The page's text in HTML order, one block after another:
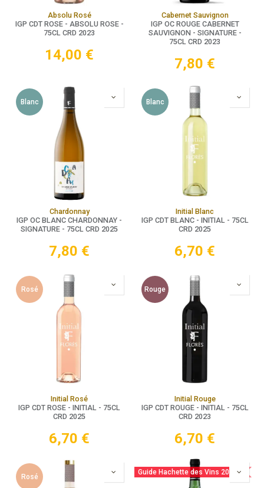
Absolu Rosé
IGP CDT ROSE - ABSOLU ROSE -
75CL CRD 2023
14,00 €
Cabernet Sauvignon
IGP OC ROUGE CABERNET
SAUVIGNON - SIGNATURE -
75CL CRD 2023
7,80 €
Blanc
Chardonnay
IGP OC BLANC CHARDONNAY -
SIGNATURE - 75CL CRD 2025
7,80 €
Blanc
Initial Blanc
IGP CDT BLANC - INITIAL - 75CL
CRD 2025
6,70 €
Rosé
Initial Rosé
IGP CDT ROSE - INITIAL - 75CL
CRD 2025
6,70 €
Rouge
Initial Rouge
IGP CDT ROUGE - INITIAL - 75CL
CRD 2023
6,70 €
Rosé
Guide Hachette des Vins 2025